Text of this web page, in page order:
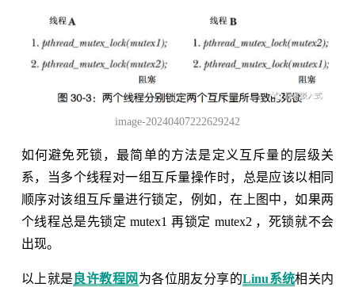
image-20240407222629242
如何避免死锁，最简单的方法是定义互斥量的层级关
系，当多个线程对一组互斥量操作时，总是应该以相同
顺序对该组互斥量进行锁定，例如，在上图中，如果两
个线程总是先锁定 mutex1 再锁定 mutex2 ，死锁就不会
出现。
以上就是 良许教程网 为各位朋友分享的Linu系统相关内